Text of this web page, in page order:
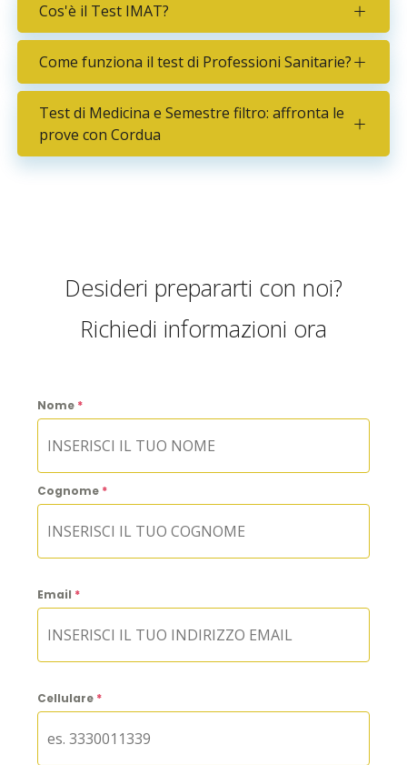
Cos'è il Test IMAT?
Come funziona il test di Professioni Sanitarie?
Test di Medicina e Semestre filtro: affronta le
prove con Cordua
Desideri prepararti con noi?
Richiedi informazioni ora
Nome *
Cognome *
Email *
Cellulare *